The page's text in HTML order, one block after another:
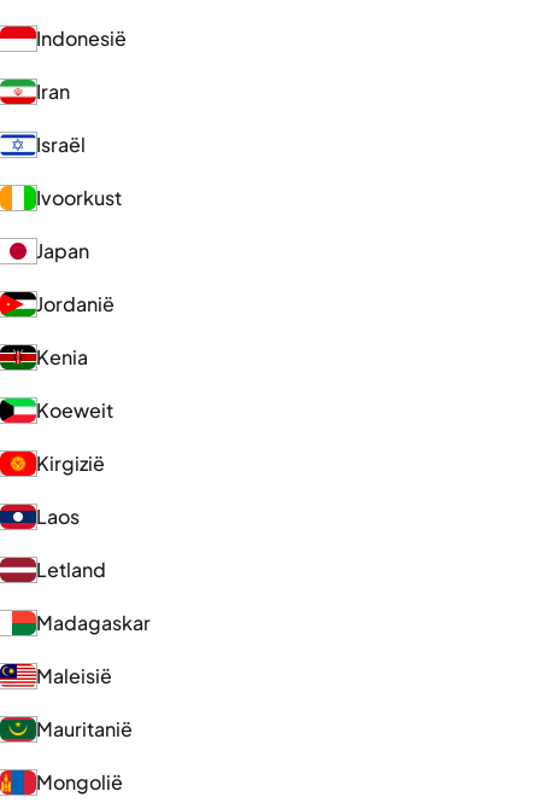
Indonesië
Iran
Israël
Ivoorkust
Japan
Jordanië
Kenia
Koeweit
Kirgizië
Laos
Letland
Madagaskar
Maleisië
Mauritanië
Mongolië